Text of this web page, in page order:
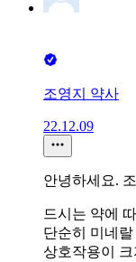
조영지 약사
22.12.09
안녕하세요.
드시는 약에
단순히 미네
상호작용이